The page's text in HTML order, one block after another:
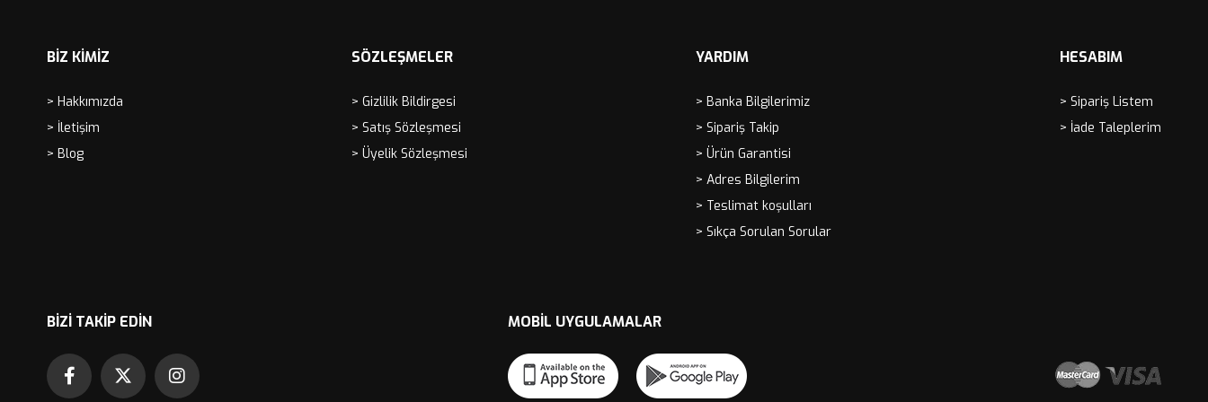
BİZ KİMİZ
> Hakkımızda
> İletişim
> Blog
SÖZLEŞMELER
> Gizlilik Bildirgesi
> Satış Sözleşmesi
> Üyelik Sözleşmesi
YARDIM
> Banka Bilgilerimiz
> Sipariş Takip
> Ürün Garantisi
> Adres Bilgilerim
> Teslimat koşulları
> Sıkça Sorulan Sorular
HESABIM
> Sipariş Listem
> İade Taleplerim
BIZI TAKIP EDIN MOBIL UYGULAMALAR